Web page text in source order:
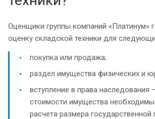
Оценщики группы компаний «Платинум»
оценку складской техники для
покупка или продажа;
раздел имущества физических и
вступление в права наследования
стоимости имущества необходимы
расчета размера